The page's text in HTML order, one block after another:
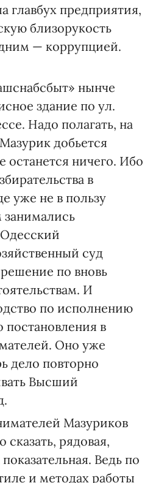
главбух предприятия,
близорукость
— коррупцией.
нынче
здание по ул.
Надо полагать, на
добьется
останется ничего. Ибо
в
уже не в пользу
суд
по вновь
И
по исполнению
постановления в
Оно уже
дело повторно
Высший
Мазуриков
рядовая,
Ведь по
и методах работы